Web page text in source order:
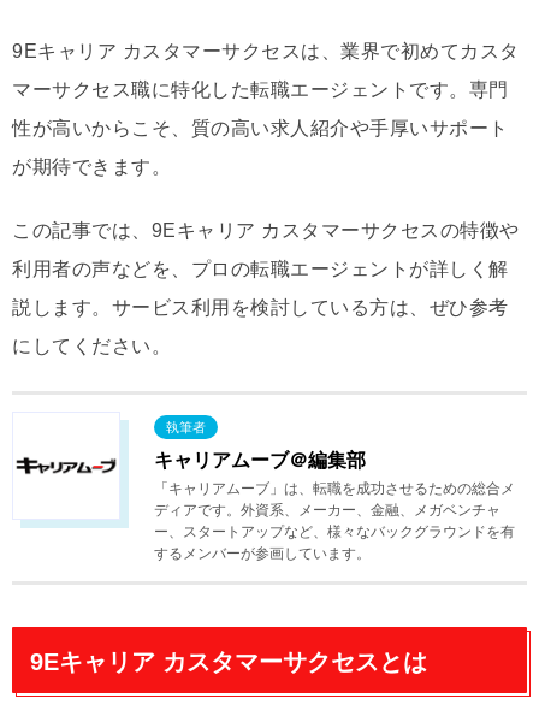
9Eキャリア カスタマーサクセスは、業界で初めてカスタ
マーサクセス職に特化した転職エージェントです。専門
性が高いからこそ、質の高い求人紹介や手厚いサポート
が期待できます。
この記事では、9Eキャリア カスタマーサクセスの特徴や
利用者の声などを、プロの転職エージェントが詳しく解
説します。サービス利用を検討している方は、ぜひ参考
にしてください。
キャリアムーブ＠編集部
「キャリアムーブ」は、転職を成功させるための総合メ
ディアです。外資系、メーカー、金融、メガベンチャ
ー、スタートアップなど、様々なバックグラウンドを有
するメンバーが参画しています。
9Eキャリア カスタマーサクセスとは